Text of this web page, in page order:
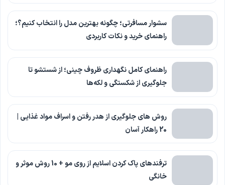
سشوار مسافرتی؛ چگونه بهترین مدل را انتخاب کنیم؟؛
راهنمای خرید و نکات کاربردی
راهنمای کامل نگهداری ظروف چینی؛ از شستشو تا
جلوگیری از شکستگی و لکه‌ها
روش های جلوگیری از هدر رفتن و اسراف مواد غذایی |
20 راهکار آسان
ترفندهای پاک کردن اسلایم از روی مو + 10 روش موثر و
خانگی